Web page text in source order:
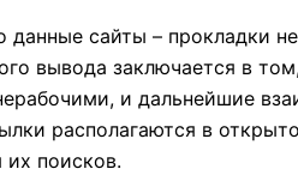
данные сайты – прокладки
вывода заключается в
и дальнейшие
располагаются в
поисков.